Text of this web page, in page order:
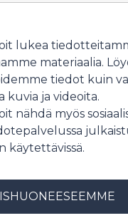
lukea
materiaalia.
tiedot kuin
kuvia ja videoita.
nähdä myös
käytettävissä.